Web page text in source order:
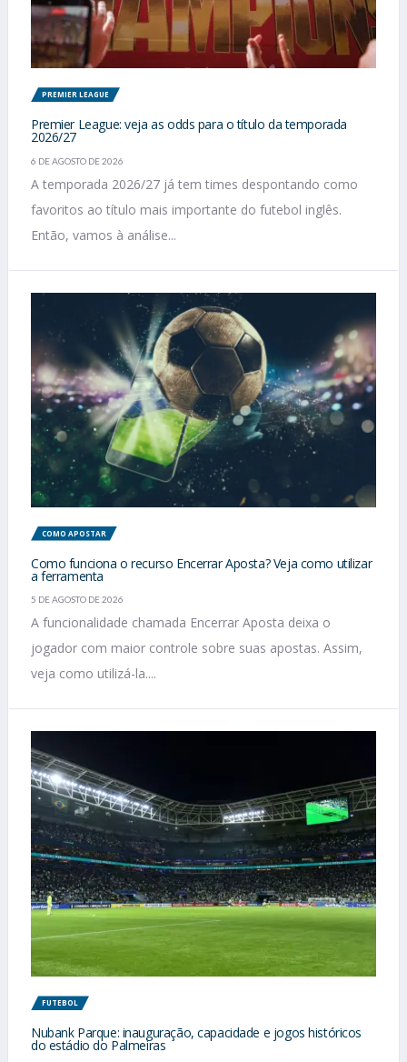
PREMIER LEAGUE
Premier League: veja as odds para o título da temporada
2026/27
6 DE AGOSTO DE 2026
A temporada 2026/27 já tem times despontando como
favoritos ao título mais importante do futebol inglês.
Então, vamos à análise...
COMO APOSTAR
Como funciona o recurso Encerrar Aposta? Veja como utilizar
a ferramenta
5 DE AGOSTO DE 2026
A funcionalidade chamada Encerrar Aposta deixa o
jogador com maior controle sobre suas apostas. Assim,
veja como utilizá-la....
FUTEBOL
Nubank Parque: inauguração, capacidade e jogos históricos
do estádio do Palmeiras